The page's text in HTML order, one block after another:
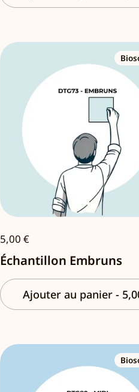
5,00 €
Échantillon Embruns
Ajouter au panier -